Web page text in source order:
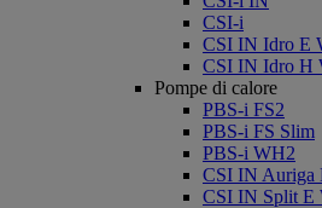
CSI-i
CSI IN Idro E
CSI IN Idro H
Pompe di calore
PBS-i FS2
PBS-i FS Slim
PBS-i WH2
CSI IN Auriga
CSI IN Split E